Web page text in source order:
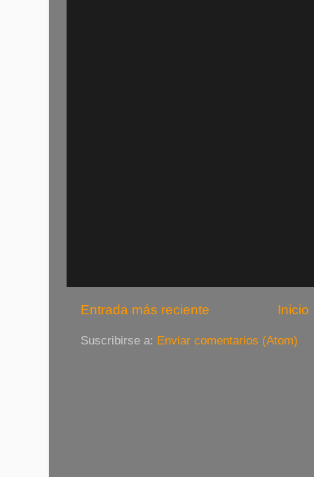
Entrada más reciente Inicio
Suscribirse a: Enviar comentarios (Atom)